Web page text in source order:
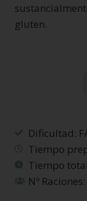
gluten.
Dificultad:
Tiempo
Tiempo
Nº